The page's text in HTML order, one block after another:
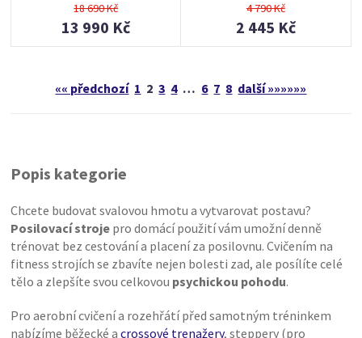
18 690 Kč
13 990 Kč
4 790 Kč
2 445 Kč
«« předchozí 1 2 3 4 … 6 7 8 další »»»»»»
Popis kategorie
Chcete budovat svalovou hmotu a vytvarovat postavu?
Posilovací stroje pro domácí použití vám umožní denně
trénovat bez cestování a placení za posilovnu. Cvičením na
fitness strojích se zbavíte nejen bolesti zad, ale posílíte celé
tělo a zlepšíte svou celkovou psychickou pohodu.
Pro aerobní cvičení a rozehřátí před samotným tréninkem
nabízíme běžecké acrossové trenažery, steppery (pro